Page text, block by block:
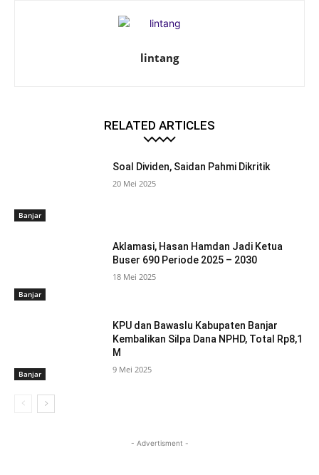
lintang
RELATED ARTICLES
Banjar
Soal Dividen, Saidan Pahmi Dikritik
20 Mei 2025
Banjar
Aklamasi, Hasan Hamdan Jadi Ketua
Buser 690 Periode 2025 – 2030
18 Mei 2025
Banjar
KPU dan Bawaslu Kabupaten Banjar
Kembalikan Silpa Dana NPHD, Total Rp8,1
M
9 Mei 2025
- Advertisment -